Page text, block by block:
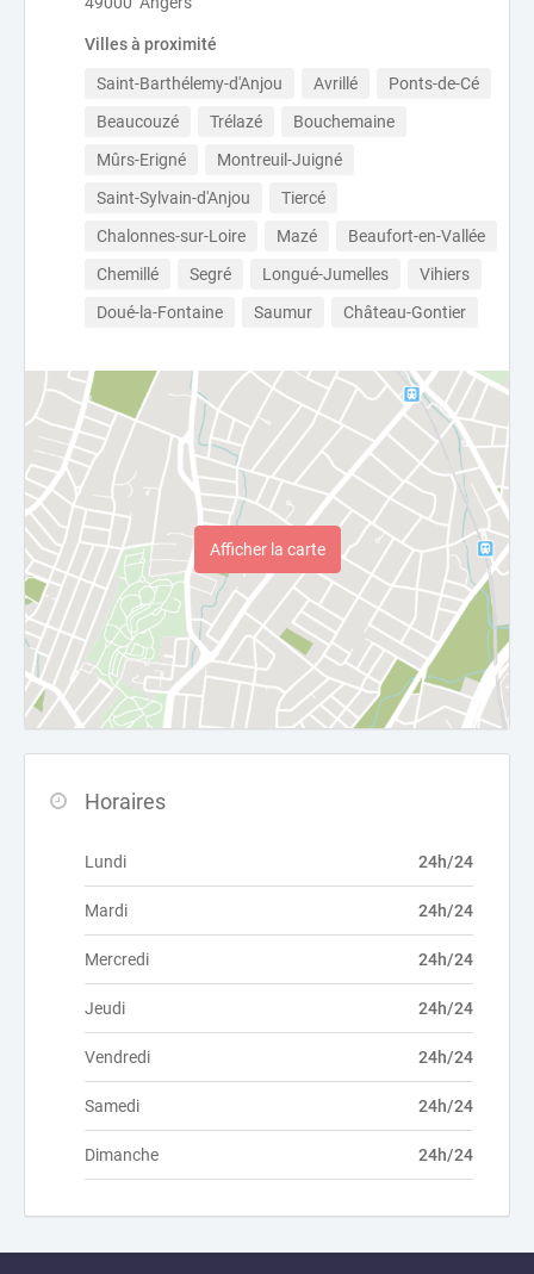
Villes à proximité
Saint-Barthélemy-d'Anjou Avrillé
Ponts-de-Cé
Beaucouzé
Trélazé
Bouchemaine
Mûrs-Erigné
Montreuil-Juigné
Saint-Sylvain-d'Anjou
Tiercé
Chalonnes-sur-Loire
Mazé
Beaufort-en-Vallée
Chemillé
Segré Longué-Jumelles
Vihiers
Doué-la-Fontaine
Saumur Château-Gontier
Afficher la carte
Horaires
Lundi 24h/24
Mardi 24h/24
Mercredi 24h/24
Jeudi 24h/24
Vendredi 24h/24
Samedi 24h/24
Dimanche 24h/24